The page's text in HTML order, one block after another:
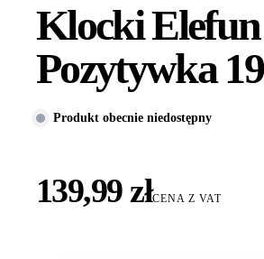
Klocki
Pozytywka
Produkt obecnie niedostępny
139,99 złCENA Z VAT